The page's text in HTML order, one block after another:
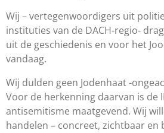
Wij – vertegenwoordigers uit
instituties van de DACH-regio-
uit de geschiedenis en voor het
vandaag.
Wij dulden geen Jodenhaat -
Voor de herkenning daarvan is de
antisemitisme maatgevend. Wij
handelen – concreet, zichtbaar en